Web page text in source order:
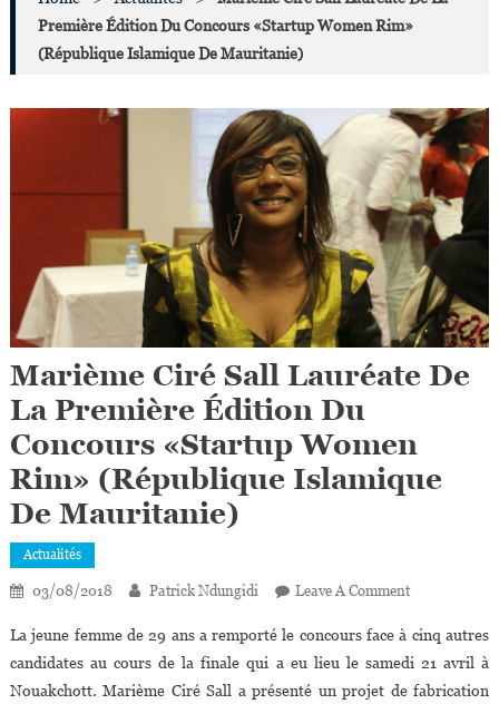
Première Édition Du Concours «Startup Women Rim»
(République Islamique De Mauritanie)
Marième Ciré Sall Lauréate De
La Première Édition Du
Concours «Startup Women
Rim» (République Islamique
De Mauritanie)
Actualités
03/08/2018 Patrick Ndungidi Leave A CommentOn
Ciré
Sall
Lauréate
La jeune femme de 29 ans a remporté le concours face à cinq autres
candidates au cours de la finale qui a eu lieu le samedi 21 avril à
Nouakchott. Marième Ciré Sall a présenté un projet de fabrication